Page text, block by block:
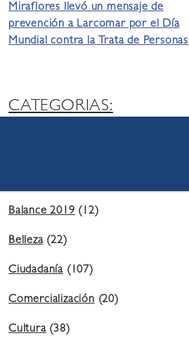
Miraflores llevó un mensaje de
prevención a Larcomar por el Día
Mundial contra la Trata de Personas
CATEGORIAS:
Balance 2019(12)
Belleza(22)
Ciudadanía (107)
Comercialización(20)
Cultura(38)